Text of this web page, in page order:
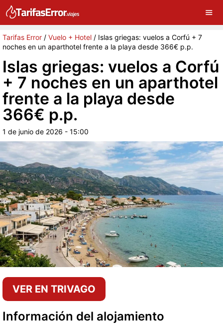
Tarifas Error / Vuelo + Hotel / Islas griegas: vuelos a Corfú + 7
noches en un aparthotel frente a la playa desde 366€ p.p.
Islas griegas: vuelos a Corfú
+ 7 noches en un aparthotel
frente a la playa desde
366€ p.p.
1 de junio de 2026 - 15:00
VER EN TRIVAGO
Información del alojamiento
G Sigue a Tarifas Error en Google ×